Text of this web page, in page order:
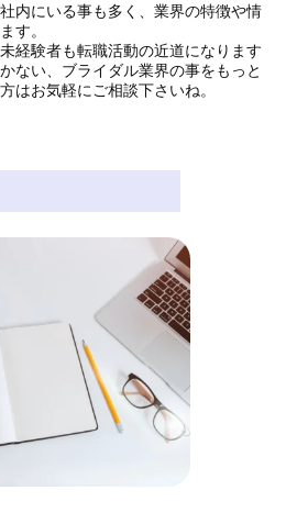
内にいる事も多く、業界の特徴や情
す。
経験者も転職活動の近道になります
ない、ブライダル業界の事をもっと
はお気軽にご相談下さいね。
め